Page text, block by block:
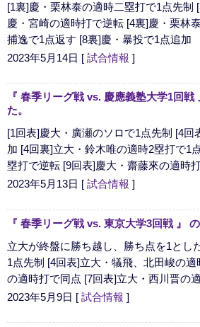
[1裏]慶・栗林泰の適時二塁打で1点先制
慶・宮崎の適時打で逆転 [4裏]慶・栗林
捕逸で1点返す [8裏]慶・暴投で1点追加
2023年5月14日 [ 試合情報 ]
『 春季リーグ戦 vs. 慶應義塾大学1回
た。
[1回表]慶大・廣瀬のソロで1点先制 [4
加 [4回裏]立大・鈴木唯の適時2塁打で1
塁打で逆転 [9回表]慶大・齋藤來の適時
2023年5月13日 [ 試合情報 ]
『 春季リーグ戦 vs. 東京大学3回戦 』
立大が終盤に勝ち越し、勝ち点を1とし
1点先制 [4回表]立大・犠飛、北田峻の
の適時打で同点 [7回表]立大・西川晋の
2023年5月9日 [ 試合情報 ]